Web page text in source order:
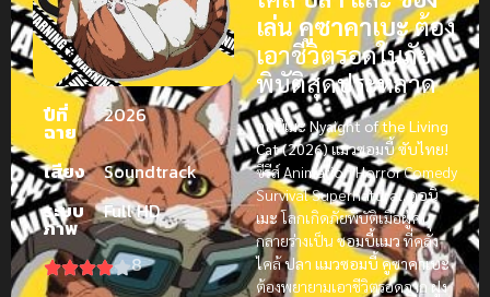
ปีที่
ฉาย
2026
เสียง
Soundtrack
ระบบ
ภาพ
Full HD
8
เล่น คูซาคาเบะต้อง
เอาชีวิตรอดในภัย
พิบัติสุดประหลาด
ดูอนิเมะ Nyaight of the Living
Cat (2026) แมวซอมบี้ ซับไทย!
ซีรีส์ Animation Horror Comedy
Survival Supernatural.ดูอนิ
เมะโลกเกิดภัยพิบัติเมื่อผู้คน
กลายร่างเป็น ซอมบี้แมวที่คลั่ง
ไคล้ปลา แมวซอมบี้คูซาคาเบะ
ต้องพยายามเอาชีวิตรอดจากฝูง